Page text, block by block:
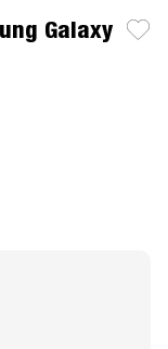
Galaxy